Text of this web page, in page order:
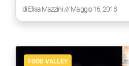
diElisa Mazzini/// Maggio 16, 2018
FOOD VALLEY